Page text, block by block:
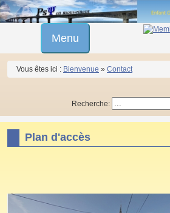
Menu
Vous êtes ici : Bienvenue » Contact
Recherche:
Plan d'accès